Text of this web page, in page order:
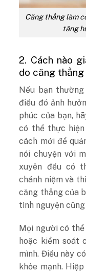
Căng thẳng làm
tăng
2. Cách nào
do căng thẳng
Nếu bạn
điều đó ảnh
phúc của bạn,
có thể thực
cách mới để
nói chuyện với
xuyên đều có
chánh niệm và
căng thẳng của
tình nguyện
Mọi người có
hoặc kiểm soát
mình. Điều này
khỏe mạnh.